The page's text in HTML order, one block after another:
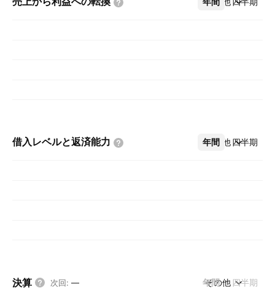
借入レベルと返済能力 年間 四半期
その他
決算 次回: — 年間 四半期
その他